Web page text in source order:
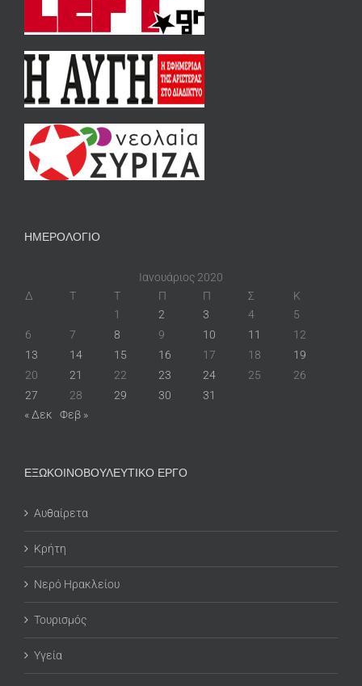
ΗΜΕΡΟΛΟΓΙΟ
Ιανουάριος 2020
Δ
Τ Τ Π Π Σ
Κ
1
2 3 4
5
6
7 8 9 10 11
12
13
14 15 16 17 18
19
20
21 22 23 24 25
26
27
28 29 30
31
« Δεκ
Φεβ »
ΕΞΩΚΟΙΝΟΒΟΥΛΕΥΤΙΚΟ ΕΡΓΟ
Αυθαίρετα
Κρήτη
Νερό Ηρακλείου
Τουρισμός
Υγεία